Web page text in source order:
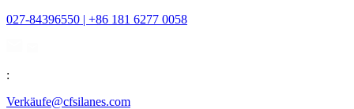
027-84396550 | +86 181 6277 0058
:
Verkäufe@cfsilanes.com